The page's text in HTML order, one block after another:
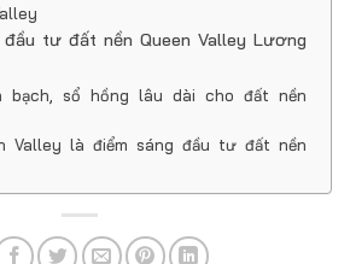
tư đất nền Queen Valley Lương
bạch, sổ hồng lâu dài cho đất nền
Valley là điểm sáng đầu tư đất nền